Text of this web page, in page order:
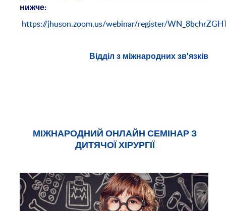
нижче:
https://jhuson.zoom.us/webinar/register/
Відділ з міжнародних зв’язків
МІЖНАРОДНИЙ ОНЛАЙН СЕМІНАР З
ДИТЯЧОЇ ХІРУРГІЇ